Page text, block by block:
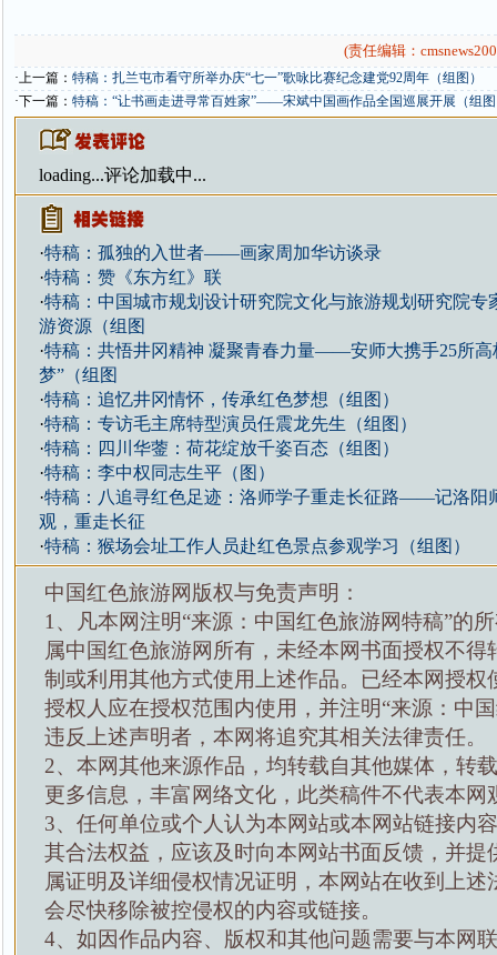
(责任编辑：
·上一篇： 特稿：扎兰屯市看守所举办庆“七一”歌咏比赛纪念建党92周年（组图）
·下一篇： 特稿：“让书画走进寻常百姓家”——宋斌中国画作品全国巡展开展（组
loading...评论加载中...
·特稿：孤独的入世者——画家周加华访谈录
·特稿：赞《东方红》联
·特稿：中国城市规划设计研究院文化与旅游规划研究院专
游资源（组图
·特稿：共悟井冈精神 凝聚青春力量——安师大携手25所高
梦”（组图
·特稿：追忆井冈情怀，传承红色梦想（组图）
·特稿：专访毛主席特型演员任震龙先生（组图）
·特稿：四川华蓥：荷花绽放千姿百态（组图）
·特稿：李中权同志生平（图）
·特稿：八追寻红色足迹：洛师学子重走长征路——记洛阳
观，重走长征
·特稿：猴场会址工作人员赴红色景点参观学习（组图）
中国红色旅游网版权与免责声明：
1、凡本网注明“来源：中国红色旅游网特稿”的
属中国红色旅游网所有，未经本网书面授权不得
制或利用其他方式使用上述作品。已经本网授权
授权人应在授权范围内使用，并注明“来源：中
违反上述声明者，本网将追究其相关法律责任。
2、本网其他来源作品，均转载自其他媒体，转
更多信息，丰富网络文化，此类稿件不代表本网
3、任何单位或个人认为本网站或本网站链接内
其合法权益，应该及时向本网站书面反馈，并提
属证明及详细侵权情况证明，本网站在收到上述
会尽快移除被控侵权的内容或链接。
4、如因作品内容、版权和其他问题需要与本网